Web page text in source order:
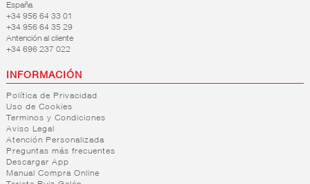
España
+34 956 64 33 01
+34 956 64 35 29
Antención al cliente
+34 696 237 022
INFORMACIÓN
Política de Privacidad
Uso de Cookies
Terminos y Condiciones
Aviso Legal
Atención Personalizada
Preguntas más frecuentes
Descargar App
Manual Compra Online